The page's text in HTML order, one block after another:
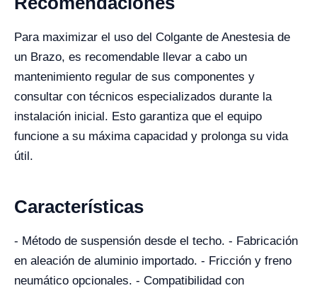
Para maximizar el uso del Colgante de Anestesia de
un Brazo, es recomendable llevar a cabo un
mantenimiento regular de sus componentes y
consultar con técnicos especializados durante la
instalación inicial. Esto garantiza que el equipo
funcione a su máxima capacidad y prolonga su vida
útil.
Características
- Método de suspensión desde el techo. - Fabricación
en aleación de aluminio importado. - Fricción y freno
neumático opcionales. - Compatibilidad con